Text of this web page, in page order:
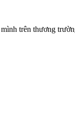
trên thương